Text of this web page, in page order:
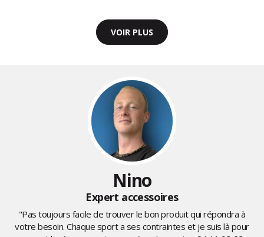
VOIR PLUS
Nino
Expert accessoires
"Pas toujours facile de trouver le bon produit qui répondra à
votre besoin. Chaque sport a ses contraintes et je suis là pour